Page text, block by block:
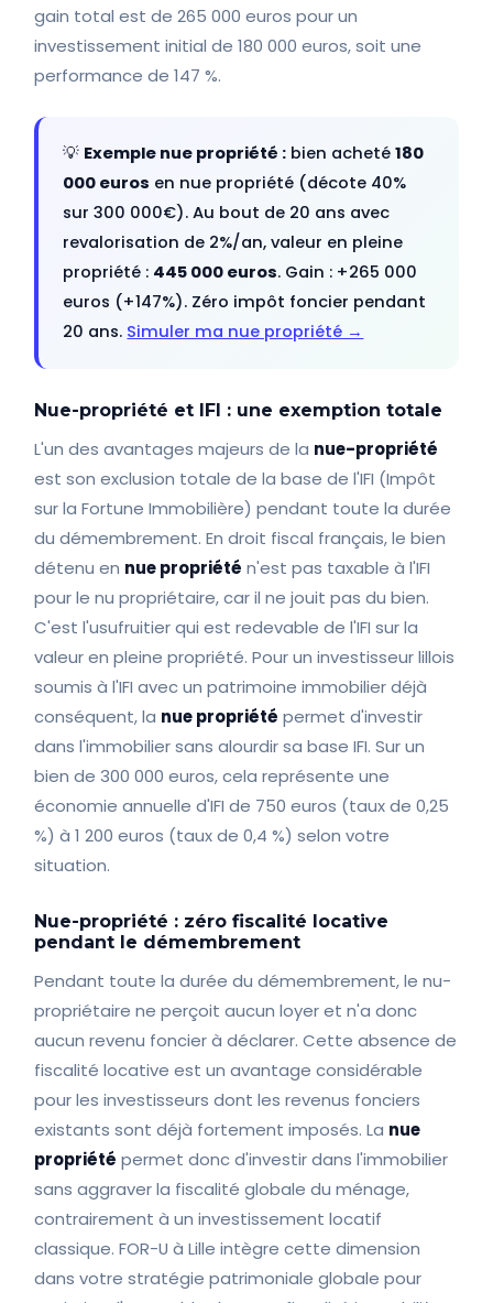
gain total est de 265 000 euros pour un
investissement initial de 180 000 euros, soit une
performance de 147 %.
💡 Exemple nue propriété : bien acheté180
000 euros en nue propriété (décote 40%
sur 300 000€). Au bout de 20 ans avec
revalorisation de 2%/an, valeur en pleine
propriété : 445 000 euros. Gain : +265 000
euros (+147%). Zéro impôt foncier pendant
20 ans. Simuler ma nue propriété →
Nue-propriété et IFI : une exemption totale
L'un des avantages majeurs de la nue-propriété
est son exclusion totale de la base de l'IFI (Impôt
sur la Fortune Immobilière) pendant toute la durée
du démembrement. En droit fiscal français, le bien
détenu en nue propriété n'est pas taxable à l'IFI
pour le nu propriétaire, car il ne jouit pas du bien.
C'est l'usufruitier qui est redevable de l'IFI sur la
valeur en pleine propriété. Pour un investisseur lillois
soumis à l'IFI avec un patrimoine immobilier déjà
conséquent, la nue propriété permet d'investir
dans l'immobilier sans alourdir sa base IFI. Sur un
bien de 300 000 euros, cela représente une
économie annuelle d'IFI de 750 euros (taux de 0,25
%) à 1 200 euros (taux de 0,4 %) selon votre
situation.
Nue-propriété : zéro fiscalité locative
pendant le démembrement
Pendant toute la durée du démembrement, le nu-
propriétaire ne perçoit aucun loyer et n'a donc
aucun revenu foncier à déclarer. Cette absence de
fiscalité locative est un avantage considérable
pour les investisseurs dont les revenus fonciers
existants sont déjà fortement imposés. La nue
propriété permet donc d'investir dans l'immobilier
sans aggraver la fiscalité globale du ménage,
contrairement à un investissement locatif
classique. FOR-U à Lille intègre cette dimension
dans votre stratégie patrimoniale globale pour